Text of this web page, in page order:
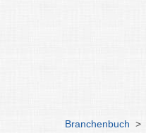
Branchenbuch >